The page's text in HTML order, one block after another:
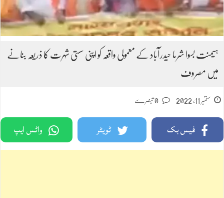
ہیمنت بسوا شرما حیدرآباد کے معمولی واقعہ کو اپنی سستی شہرت کا ذریعہ بنانے
میں مصروف
ستمبر 11, 2022
فیس بک ٹویٹر واٹس ایپ